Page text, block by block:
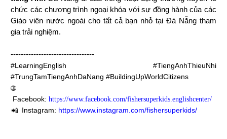
chức các chương trình ngoại khóa với sự đồng hành của các
Giáo viên nước ngoài cho tất cả bạn nhỏ tại Đà Nẵng tham
gia trải nghiệm.
---------------------------------
#LearningEnglish #TiengAnhThieuNhi
#TrungTamTiengAnhDaNang #BuildingUpWorldCitizens
🌐
Facebook:https://www.facebook.com/fishersuperkids.englishcenter/
📲 Instagram: https://www.instagram.com/fishersuperkids/